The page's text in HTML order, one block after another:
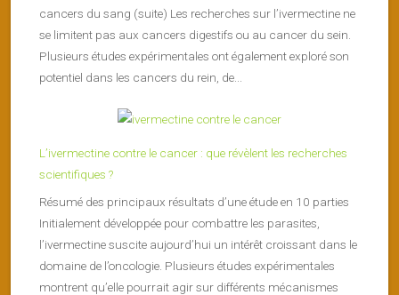
cancers du sang (suite) Les recherches sur l’ivermectine ne
se limitent pas aux cancers digestifs ou au cancer du sein.
Plusieurs études expérimentales ont également exploré son
potentiel dans les cancers du rein, de...
L’ivermectine contre le cancer : que révèlent les recherches
scientifiques ?
Résumé des principaux résultats d’une étude en 10 parties
Initialement développée pour combattre les parasites,
l’ivermectine suscite aujourd’hui un intérêt croissant dans le
domaine de l’oncologie. Plusieurs études expérimentales
montrent qu’elle pourrait agir sur différents mécanismes